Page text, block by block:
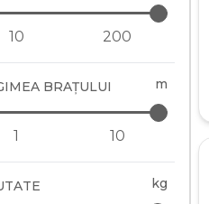
BRAȚULUI m
kg